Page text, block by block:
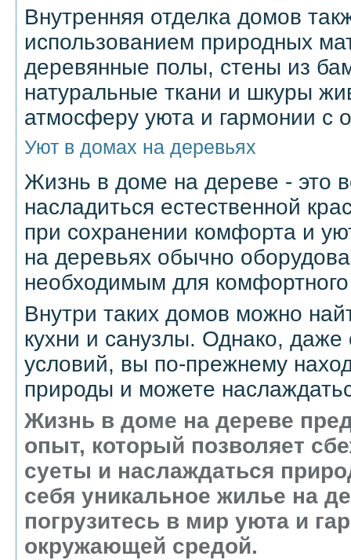
Внутренняя отделка домов
использованием природных
деревянные полы, стены из
натуральные ткани и шкуры
атмосферу уюта и гармонии с
Уют в домах на деревьях
Жизнь в доме на дереве - это
насладиться естественной
при сохранении комфорта и
на деревьях обычно
необходимым для
Внутри таких домов можно
кухни и санузлы. Однако,
условий, вы по-прежнему
природы и можете
Жизнь в доме на дереве
опыт, который позволяет
суеты и наслаждаться
себя уникальное жилье на
погрузитесь в мир уюта и
окружающей средой.